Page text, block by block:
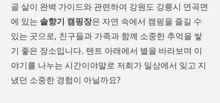
골 살이 완벽 가이드와 관련하여 강원도 강릉시 연곡면
에 있는 솔향기 캠핑장은 자연 속에서 캠핑을 즐길 수
있는 곳으로, 친구들과 가족과 함께 소중한 추억을 쌓
기 좋은 장소입니다. 텐트 아래에서 별을 바라보며 이
야기를 나누는 시간이야말로 저희가 일상에서 잊고 지
냈던 소중한 경험이 아닐까요?